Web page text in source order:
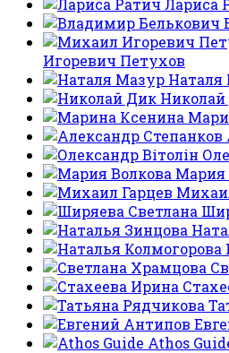
Лариса
Игоревич Петухов
Наталя
Мария
Athos